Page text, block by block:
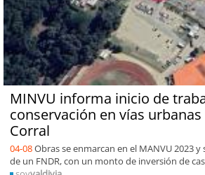
MINVU informa inicio de
conservación en vías
Corral
04-08Obras se enmarcan en el MANVU 2023
de un FNDR, con un monto de inversión de